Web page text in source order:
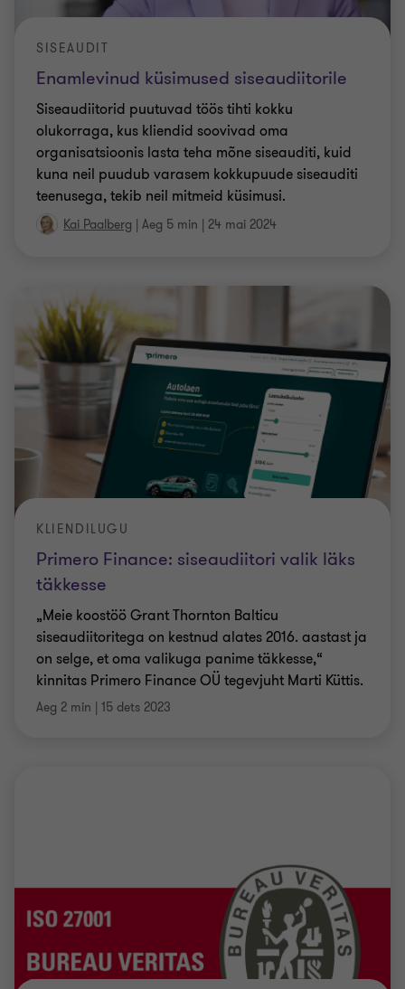
Enamlevinud küsimused siseaudiitorile
SISEAUDIT
Siseaudiitorid puutuvad töös tihti kokku
olukorraga, kus kliendid soovivad oma
organisatsioonis lasta teha mõne siseauditi, kuid
kuna neil puudub varasem kokkupuude siseauditi
teenusega, tekib neil mitmeid küsimusi.
Kai Paalberg | Aeg 5 min | 24 mai 2024
Primero Finance: siseaudiitori valik läks
täkkesse
KLIENDILUGU
„Meie koostöö Grant Thornton Balticu
siseaudiitoritega on kestnud alates 2016. aastast ja
on selge, et oma valikuga panime täkkesse,“
kinnitas Primero Finance OÜ tegevjuht Marti Küttis.
Aeg 2 min | 15 dets 2023